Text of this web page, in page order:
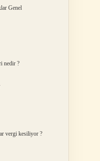
Genel
nedir ?
vergi kesiliyor ?